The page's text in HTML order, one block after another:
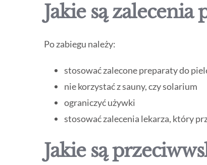
Jakie są zalecenia
Po zabiegu należy:
stosować zalecone preparaty do
nie korzystać z sauny, czy solarium
ograniczyć używki
stosować zalecenia lekarza, który
Jakie są